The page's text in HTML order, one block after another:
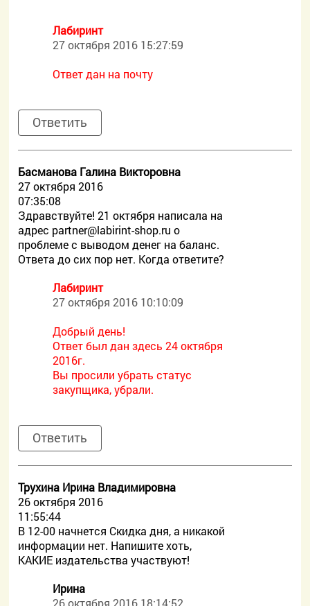
Лабиринт
27 октября 2016 15:27:59
Ответ дан на почту
Ответить
Басманова Галина Викторовна
27 октября 2016
07:35:08
Здравствуйте! 21 октября написала на
адрес partner@labirint-shop.ru о
проблеме с выводом денег на баланс.
Ответа до сих пор нет. Когда ответите?
Лабиринт
27 октября 2016 10:10:09
Добрый день!
Ответ был дан здесь 24 октября
2016г.
Вы просили убрать статус
закупщика, убрали.
Ответить
Трухина Ирина Владимировна
26 октября 2016
11:55:44
В 12-00 начнется Скидка дня, а никакой
информации нет. Напишите хоть,
КАКИЕ издательства участвуют!
Ирина
26 октября 2016 18:14:52